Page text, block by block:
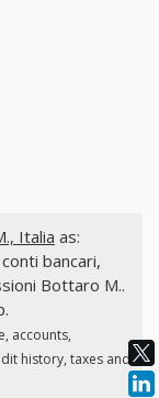
Italia as:
bancari,
Bottaro M..
accounts,
history, taxes and